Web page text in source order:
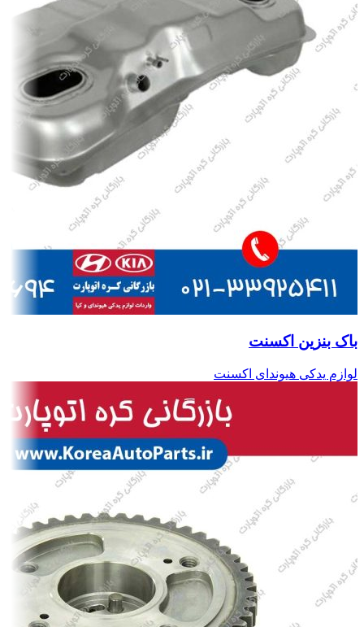
باک بنزین اکسنت
لوازم یدکی هیوندای اکسنت